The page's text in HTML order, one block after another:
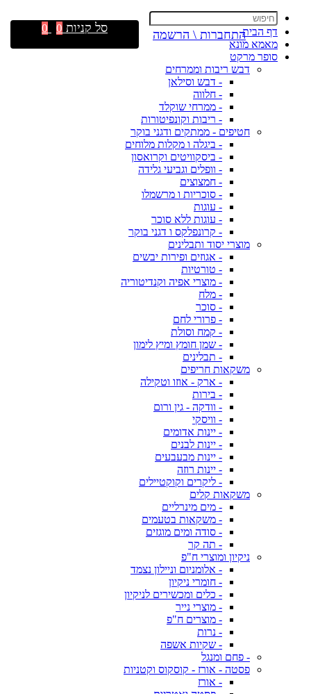
דף הבית
מאמא מונא
סופר מרקט
דבש ריבות וממרחים
- דבש וסילאן
- חלווה
- ממרחי שוקלד
- ריבות וקונפיטורות
חטיפים - ממתקים ודגני בוקר
- ביגלה ו מקלות מלוחים
- ביסקוויטים וקרואסון
- וופלים וגביעי גלידה
- חמצוצים
- סוכריות ו מרשמלו
- עוגות
- עוגות ללא סוכר
- קרונפלקס ו דגני בוקר
מוצרי יסוד ותבלינים
- אגוזים ופירות יבשים
- טורטיות
- מוצרי אפיה וקנדיטוריה
- מלח
- סוכר
- פרורי לחם
- קמח וסולת
- שמן חומץ ומיץ לימון
- תבלינים
משקאות חריפים
- ארק - אוזו וטקילה
- בירות
- וודקה - גין ורום
- וויסקי
- יינות אדומים
- יינות לבנים
- יינות מבעבעים
- יינות רוזה
- ליקרים וקוקטיילים
משקאות קלים
- מים מינרליים
- משקאות בטעמים
- סודה ומים מוגזים
- תה קר
ניקיון ומוצרי ח"פ
- אלומניום וניילון נצמד
- חומרי ניקיון
- כלים ומכשירים לניקיון
- מוצרי נייר
- מוצרים ח"פ
- נרות
- שקיות אשפה
- פחם ומנגל
פסטה - אורז - קוסקוס וקטניות
- אורז
התחברות \ הרשמה סל קניות 0
0